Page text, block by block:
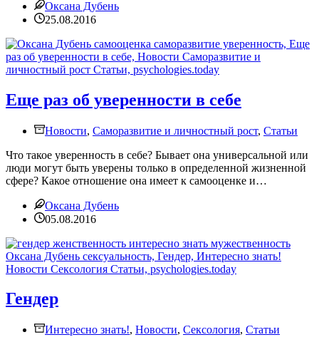
Оксана Дубень
25.08.2016
Еще раз об уверенности в себе
Новости, Саморазвитие и личностный рост, Статьи
Что такое уверенность в себе? Бывает она универсальной или
люди могут быть уверены только в определенной жизненной
сфере? Какое отношение она имеет к самооценке и…
Оксана Дубень
05.08.2016
Гендер
Интересно знать!, Новости, Сексология, Статьи